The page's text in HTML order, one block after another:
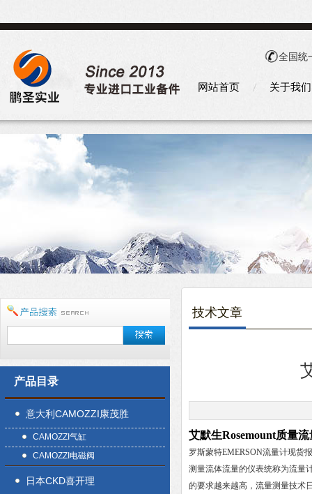
全国统
网站首页 关于我们
产品目录
意大利CAMOZZI康茂胜
CAMOZZI气缸
CAMOZZI电磁阀
日本CKD喜开理
技术文章
艾默生Rosemount质量
罗斯蒙特EMERSON流量计现货
测量流体流量的仪表统称为流量
的要求越来越高，流量测量技术